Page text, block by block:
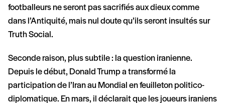
footballeurs ne seront pas sacrifiés aux dieux comme
dans l’Antiquité, mais nul doute qu’ils seront insultés sur
Truth Social.
Seconde raison, plus subtile : la question iranienne.
Depuis le début, Donald Trump a transformé la
participation de l’Iran au Mondial en feuilleton politico-
diplomatique. En mars, il déclarait que les joueurs iraniens